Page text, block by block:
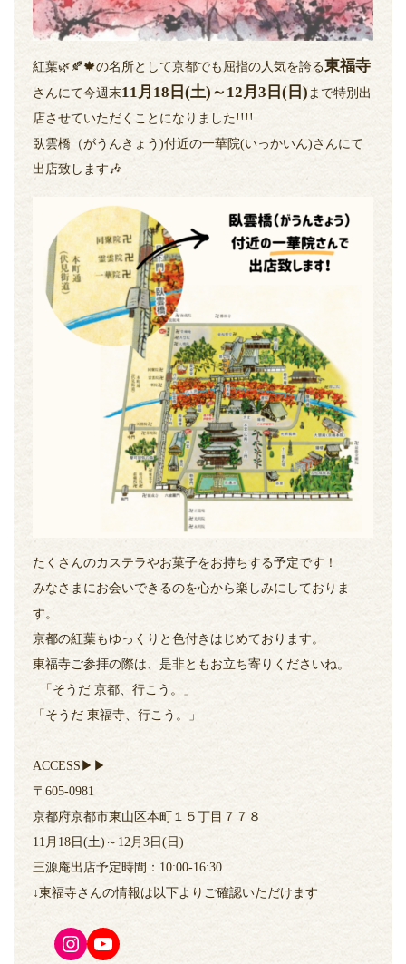
紅葉🌿🍂🍁の名所として京都でも屈指の人気を誇る東福寺
さんにて今週末11月18日(土)～12月3日(日) まで特別出
店させていただくことになりました!!!!
臥雲橋（がうんきょう)付近の一華院(いっかいん)さんにて
出店致します🎶
たくさんのカステラやお菓子をお持ちする予定です！
みなさまにお会いできるのを心から楽しみにしておりま
す。
京都の紅葉もゆっくりと色付きはじめております。
東福寺ご参拝の際は、是非ともお立ち寄りくださいね。
「そうだ 京都、行こう。」
「そうだ 東福寺、行こう。」
ACCESS▶︎▶︎
〒605-0981
京都府京都市東山区本町１５丁目７７８
11月18日(土)～12月3日(日)
三源庵出店予定時間：10:00-16:30
↓東福寺さんの情報は以下よりご確認いただけます
Instagram
YouTube